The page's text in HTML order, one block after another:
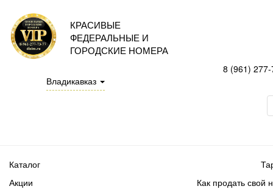
КРАСИВЫЕ
ФЕДЕРАЛЬНЫЕ И
ГОРОДСКИЕ НОМЕРА
Владикавказ
8 (961)
Каталог
Акции
Как продать свой